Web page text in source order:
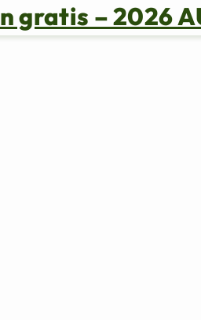
gratis – 2026